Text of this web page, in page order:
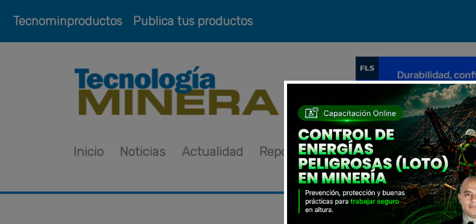
Tecnominproductos Publica tus productos
Inicio Noticias Actualidad Reportajes Novedades Eventos